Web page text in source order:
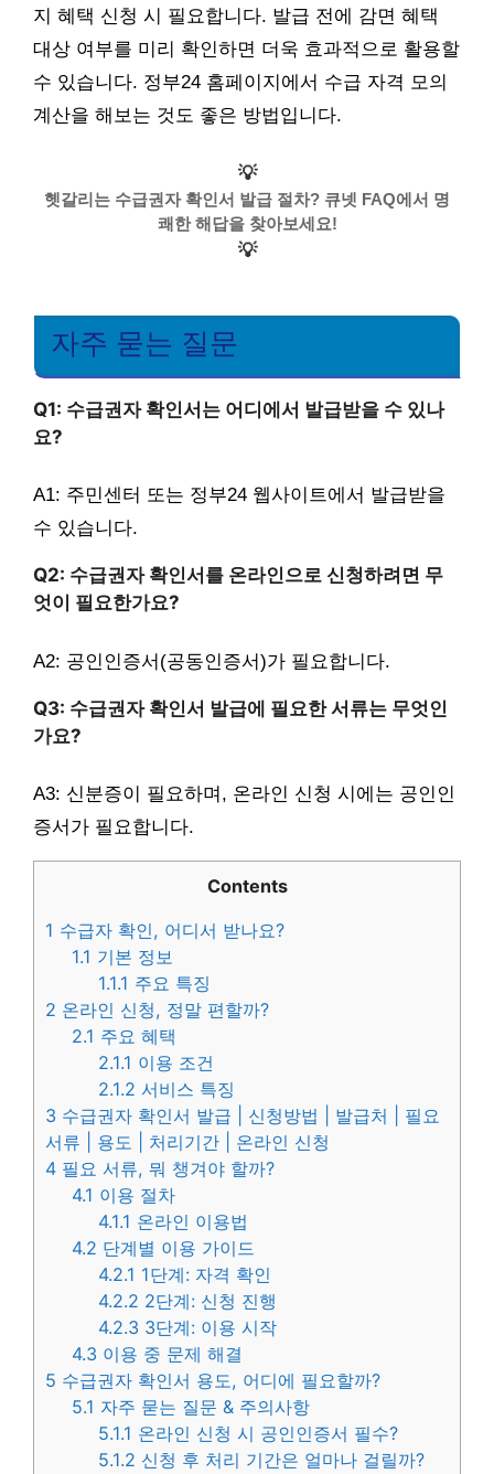
지 혜택 신청 시 필요합니다. 발급 전에 감면 혜택
대상 여부를 미리 확인하면 더욱 효과적으로 활용할
수 있습니다. 정부24 홈페이지에서 수급 자격 모의
계산을 해보는 것도 좋은 방법입니다.
💡
헷갈리는 수급권자 확인서 발급 절차? 큐넷 FAQ에서 명
쾌한 해답을 찾아보세요!
💡
자주 묻는 질문
Q1: 수급권자 확인서는 어디에서 발급받을 수 있나
요?
A1: 주민센터 또는 정부24 웹사이트에서 발급받을
수 있습니다.
Q2: 수급권자 확인서를 온라인으로 신청하려면 무
엇이 필요한가요?
A2: 공인인증서(공동인증서)가 필요합니다.
Q3: 수급권자 확인서 발급에 필요한 서류는 무엇인
가요?
A3: 신분증이 필요하며, 온라인 신청 시에는 공인인
증서가 필요합니다.
Contents
1 수급자 확인, 어디서 받나요?
1.1 기본 정보
1.1.1 주요 특징
2 온라인 신청, 정말 편할까?
2.1 주요 혜택
2.1.1 이용 조건
2.1.2 서비스 특징
3 수급권자 확인서 발급 | 신청방법 | 발급처 | 필요
서류 | 용도 | 처리기간 | 온라인 신청
4 필요 서류, 뭐 챙겨야 할까?
4.1 이용 절차
4.1.1 온라인 이용법
4.2 단계별 이용 가이드
4.2.1 1단계: 자격 확인
4.2.2 2단계: 신청 진행
4.2.3 3단계: 이용 시작
4.3 이용 중 문제 해결
5 수급권자 확인서 용도, 어디에 필요할까?
5.1 자주 묻는 질문 & 주의사항
5.1.1 온라인 신청 시 공인인증서 필수?
5.1.2 신청 후 처리 기간은 얼마나 걸릴까?